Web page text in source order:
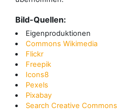
Bild-Quellen:
Eigenproduktionen
Commons Wikimedia
Flickr
Freepik
Icons8
Pexels
Pixabay
Search Creative Commons